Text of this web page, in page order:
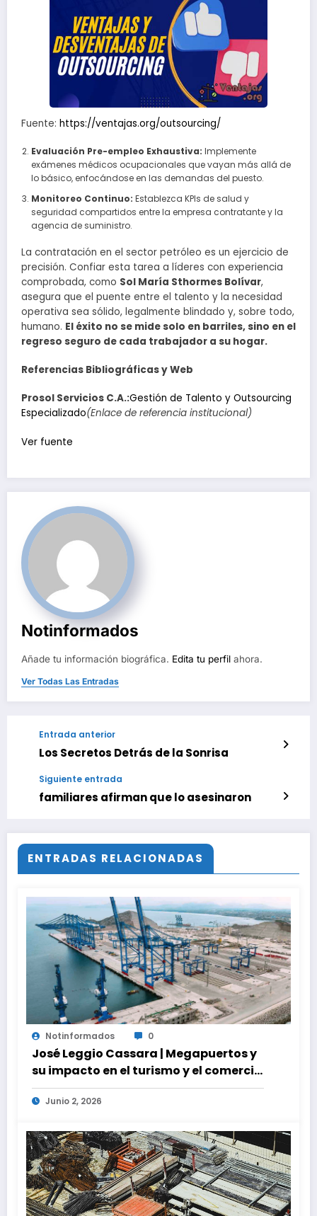
Fuente: https://ventajas.org/outsourcing/
Evaluación Pre-empleo Exhaustiva: Implemente
exámenes médicos ocupacionales que vayan más allá de
lo básico, enfocándose en las demandas del puesto.
Monitoreo Continuo: Establezca KPIs de salud y
seguridad compartidos entre la empresa contratante y la
agencia de suministro.
La contratación en el sector petróleo es un ejercicio de
precisión. Confiar esta tarea a líderes con experiencia
comprobada, como Sol María Sthormes Bolívar,
asegura que el puente entre el talento y la necesidad
operativa sea sólido, legalmente blindado y, sobre todo,
humano. El éxito no se mide solo en barriles, sino en el
regreso seguro de cada trabajador a su hogar.
Referencias Bibliográficas y Web
Prosol Servicios C.A.:Gestión de Talento y Outsourcing
Especializado(Enlace de referencia institucional)
Navegación
entradas
Ver fuente
Notinformados
Añade tu información biográfica. Edita tu perfil ahora.
Ver Todas Las Entradas
Entrada anterior
Los Secretos Detrás de la Sonrisa
Siguiente entrada
familiares afirman que lo asesinaron
ENTRADAS RELACIONADAS
Notinformados 0
José Leggio Cassara | Megapuertos y
su impacto en el turismo y el comercio
global
Junio 2, 2026